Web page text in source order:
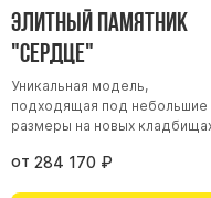
Памятники
Элитный памятник
"Сердце"
Уникальная модель,
подходящая под небольшие
размеры на новых
от 284 170 ₽